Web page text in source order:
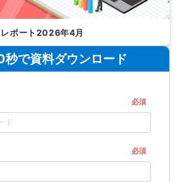
ポート2026年4月
で資料ダウンロード
必須
必須